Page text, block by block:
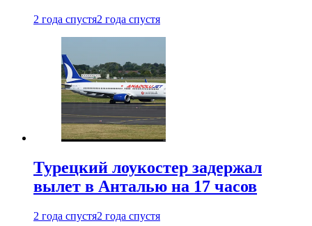
2 года спустя2 года спустя
Турецкий лоукостер задержал
вылет в Анталью на 17 часов
2 года спустя2 года спустя